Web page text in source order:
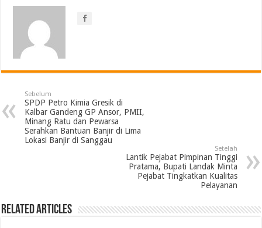
Sebelum
SPDP Petro Kimia Gresik di
Kalbar Gandeng GP Ansor, PMII,
Minang Ratu dan Pewarsa
Serahkan Bantuan Banjir di Lima
Lokasi Banjir di Sanggau
Setelah
Lantik Pejabat Pimpinan Tinggi
Pratama, Bupati Landak Minta
Pejabat Tingkatkan Kualitas
Pelayanan
Related Articles